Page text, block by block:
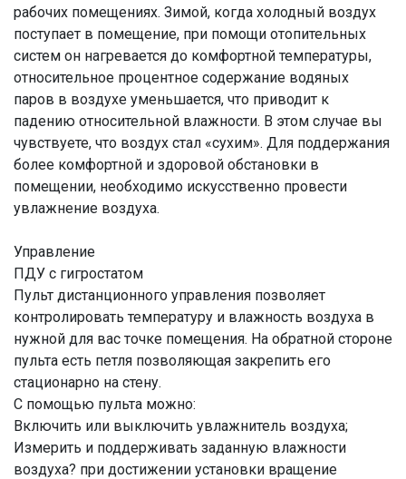
рабочих помещениях. Зимой, когда холодный воздух
поступает в помещение, при помощи отопительных
систем он нагревается до комфортной температуры,
относительное процентное содержание водяных
паров в воздухе уменьшается, что приводит к
падению относительной влажности. В этом случае вы
чувствуете, что воздух стал «сухим». Для поддержания
более комфортной и здоровой обстановки в
помещении, необходимо искусственно провести
увлажнение воздуха.
Управление
ПДУ с гигростатом
Пульт дистанционного управления позволяет
контролировать температуру и влажность воздуха в
нужной для вас точке помещения. На обратной стороне
пульта есть петля позволяющая закрепить его
стационарно на стену.
С помощью пульта можно:
Включить или выключить увлажнитель воздуха;
Измерить и поддерживать заданную влажности
воздуха? при достижении установки вращение